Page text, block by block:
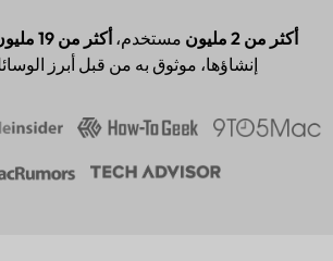
تطبيقات سطح المكتب والجوال
أكثر من 2 مليون مستخدم،أكثر من 19 مليون
إنشاؤها، موثوق به من قبل أبرز